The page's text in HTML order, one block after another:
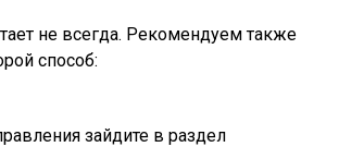
не всегда. Рекомендуем также
способ:
зайдите в раздел